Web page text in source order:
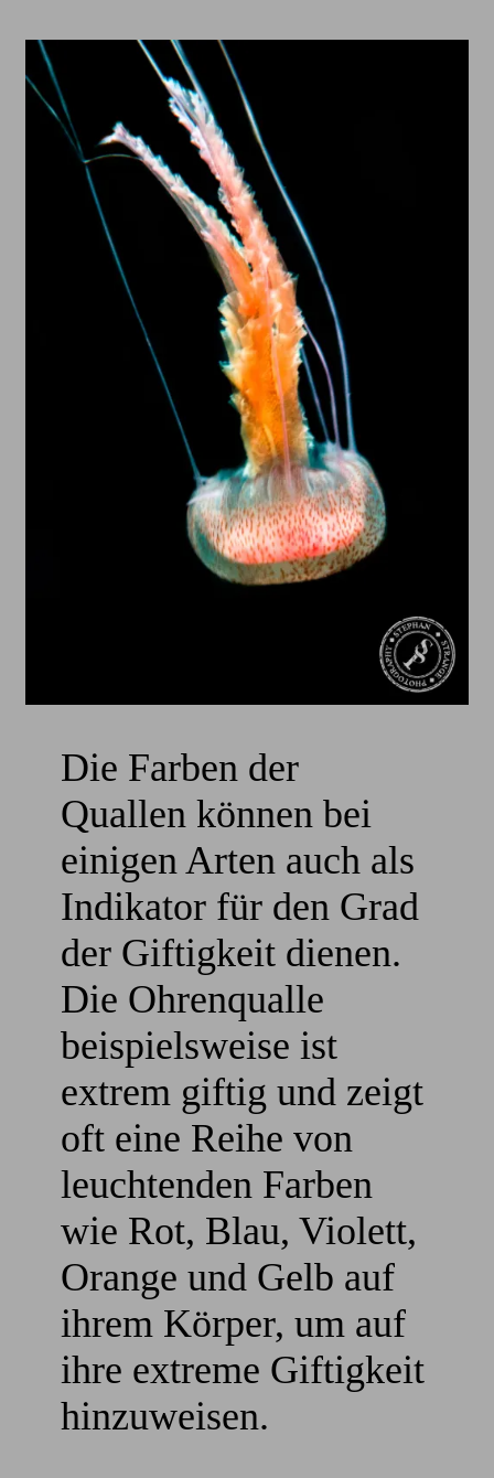
Die Farben der
Quallen können bei
einigen Arten auch als
Indikator für den Grad
der Giftigkeit dienen.
Die Ohrenqualle
beispielsweise ist
extrem giftig und zeigt
oft eine Reihe von
leuchtenden Farben
wie Rot, Blau, Violett,
Orange und Gelb auf
ihrem Körper, um auf
ihre extreme Giftigkeit
hinzuweisen.